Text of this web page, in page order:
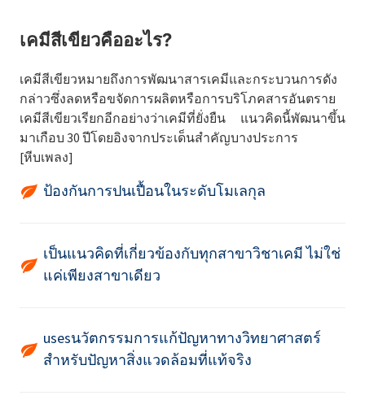
เคมีสีเขียวคืออะไร?
เคมีสีเขียวหมายถึงการพัฒนาสารเคมีและกระบวนการดัง
กล่าวซึ่งลดหรือขจัดการผลิตหรือการบริโภคสารอันตราย
เคมีสีเขียวเรียกอีกอย่างว่าเคมีที่ยั่งยืน แนวคิดนี้พัฒนาขึ้น
มาเกือบ 30 ปีโดยอิงจากประเด็นสำคัญบางประการ
[หีบเพลง]
ป้องกันการปนเปื้อนในระดับโมเลกุล
เป็นแนวคิดที่เกี่ยวข้องกับทุกสาขาวิชาเคมี ไม่ใช่
แค่เพียงสาขาเดียว
usesนวัตกรรมการแก้ปัญหาทางวิทยาศาสตร์
สำหรับปัญหาสิ่งแวดล้อมที่แท้จริง